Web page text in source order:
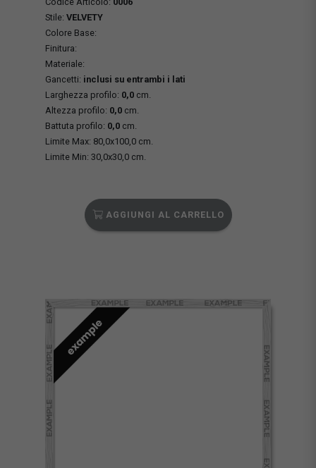
Stile: VELVETY
Colore Base:
Finitura:
Materiale:
Gancetti: inclusi su entrambi i lati
Larghezza profilo: 0,0 cm.
Altezza profilo: 0,0 cm.
Battuta profilo: 0,0 cm.
Limite Max: 80,0x100,0 cm.
Limite Min: 30,0x30,0 cm.
AGGIUNGI AL CARRELLO